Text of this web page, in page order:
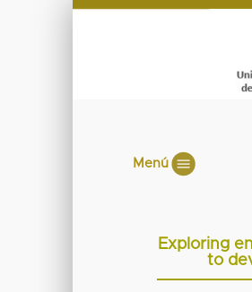
Menú
Exploring
to